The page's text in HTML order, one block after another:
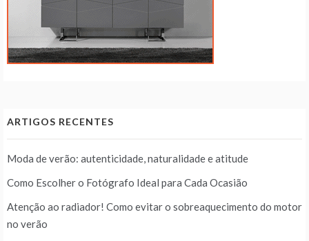
ARTIGOS RECENTES
Moda de verão: autenticidade, naturalidade e atitude
Como Escolher o Fotógrafo Ideal para Cada Ocasião
Atenção ao radiador! Como evitar o sobreaquecimento do motor
no verão